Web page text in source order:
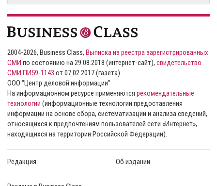
2004-2026, Business Class, Выписка из реестра зарегистрированных
СМИ по состоянию на 29.08.2018 (интернет-сайт), свидетельство
СМИ ПИ59-1143 от 07.02.2017 (газета)
ООО “Центр деловой информации”
На информационном ресурсе применяются рекомендательные
технологии (информационные технологии предоставления
информации на основе сбора, систематизации и анализа сведений,
относящихся к предпочтениям пользователей сети «Интернет»,
находящихся на территории Российской Федерации).
Редакция Об издании